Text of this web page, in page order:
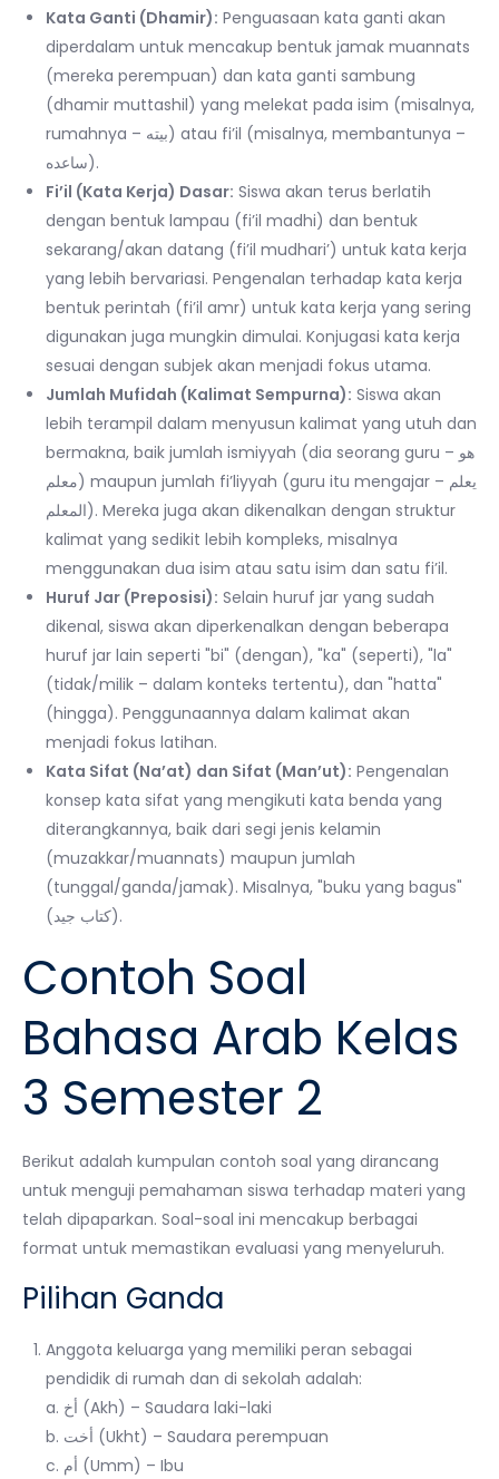
Kata Ganti (Dhamir): Penguasaan kata ganti akan
diperdalam untuk mencakup bentuk jamak muannats
(mereka perempuan) dan kata ganti sambung
(dhamir muttashil) yang melekat pada isim (misalnya,
rumahnya – بيته) atau fi’il (misalnya, membantunya –
ساعده).
Fi’il (Kata Kerja) Dasar: Siswa akan terus berlatih
dengan bentuk lampau (fi’il madhi) dan bentuk
sekarang/akan datang (fi’il mudhari’) untuk kata kerja
yang lebih bervariasi. Pengenalan terhadap kata kerja
bentuk perintah (fi’il amr) untuk kata kerja yang sering
digunakan juga mungkin dimulai. Konjugasi kata kerja
sesuai dengan subjek akan menjadi fokus utama.
Jumlah Mufidah (Kalimat Sempurna): Siswa akan
lebih terampil dalam menyusun kalimat yang utuh dan
bermakna, baik jumlah ismiyyah (dia seorang guru – هو
معلم) maupun jumlah fi’liyyah (guru itu mengajar – يعلم
المعلم). Mereka juga akan dikenalkan dengan struktur
kalimat yang sedikit lebih kompleks, misalnya
menggunakan dua isim atau satu isim dan satu fi’il.
Huruf Jar (Preposisi): Selain huruf jar yang sudah
dikenal, siswa akan diperkenalkan dengan beberapa
huruf jar lain seperti "bi" (dengan), "ka" (seperti), "la"
(tidak/milik – dalam konteks tertentu), dan "hatta"
(hingga). Penggunaannya dalam kalimat akan
menjadi fokus latihan.
Kata Sifat (Na’at) dan Sifat (Man’ut): Pengenalan
konsep kata sifat yang mengikuti kata benda yang
diterangkannya, baik dari segi jenis kelamin
(muzakkar/muannats) maupun jumlah
(tunggal/ganda/jamak). Misalnya, "buku yang bagus"
(كتاب جيد).
Contoh Soal
Bahasa Arab Kelas
3 Semester 2
Berikut adalah kumpulan contoh soal yang dirancang
untuk menguji pemahaman siswa terhadap materi yang
telah dipaparkan. Soal-soal ini mencakup berbagai
format untuk memastikan evaluasi yang menyeluruh.
Pilihan Ganda
Anggota keluarga yang memiliki peran sebagai
pendidik di rumah dan di sekolah adalah:
a. أخ (Akh) – Saudara laki-laki
b. أخت (Ukht) – Saudara perempuan
c. أم (Umm) – Ibu